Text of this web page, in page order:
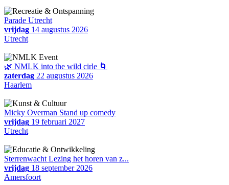
Parade Utrecht
vrijdag 14 augustus 2026
Utrecht
🌿 NMLK into the wild cirle 🌀
zaterdag 22 augustus 2026
Haarlem
Micky Overman Stand up comedy
vrijdag 19 februari 2027
Utrecht
Sterrenwacht Lezing het horen van z...
vrijdag 18 september 2026
Amersfoort